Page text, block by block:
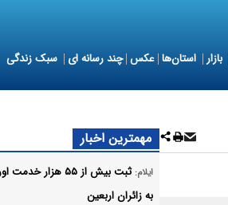
بازار استان‌ها عکس چند رسانه ای سبک زندگی
مهمترین اخبار
ایلام:
ثبت بیش از ۵۵ هزار
به زائران اربعین